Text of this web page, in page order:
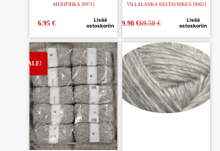
MERIPIHKA [9971]
6.95 €
Lisää
ostoskoriin
VILLALANKA KELTAVIHREÄ [9965]
69.50€
59.90 €
Lisää
ostoskoriin